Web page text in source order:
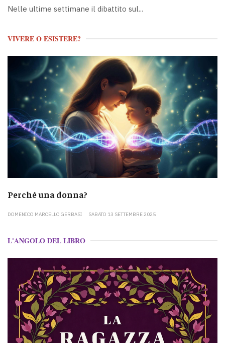
Nelle ultime settimane il dibattito sul...
VIVERE O ESISTERE?
Perché una donna?
DOMENICO MARCELLO GERBASI SABATO 13 SETTEMBRE 2025
L'ANGOLO DEL LIBRO